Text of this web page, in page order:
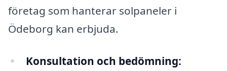
företag som hanterar solpaneler i
Ödeborg kan erbjuda.
Konsultation och bedömning: